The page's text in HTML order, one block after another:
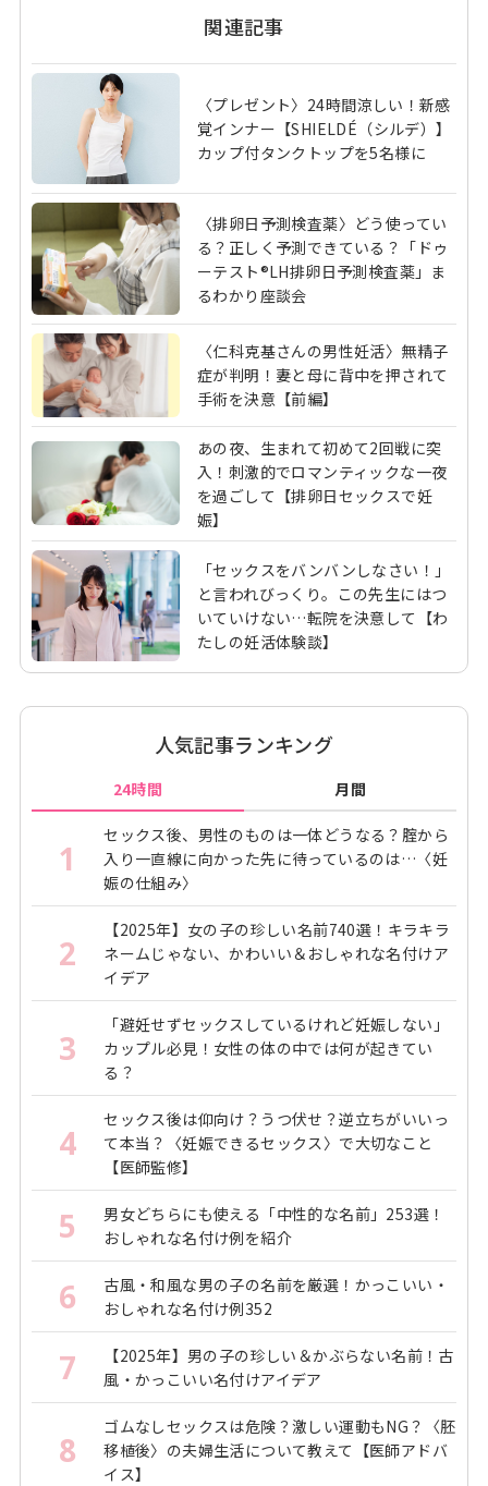
関連記事
〈プレゼント〉24時間涼しい！新感
覚インナー【SHIELDÉ（シルデ）】
カップ付タンクトップを5名様に
〈排卵日予測検査薬〉どう使ってい
る？正しく予測できている？「ドゥ
ーテスト®LH排卵日予測検査薬」ま
るわかり座談会
〈仁科克基さんの男性妊活〉無精子
症が判明！妻と母に背中を押されて
手術を決意【前編】
あの夜、生まれて初めて2回戦に突
入！刺激的でロマンティックな一夜
を過ごして【排卵日セックスで妊
娠】
「セックスをバンバンしなさい！」
と言われびっくり。この先生にはつ
いていけない…転院を決意して【わ
たしの妊活体験談】
人気記事ランキング
24時間 月間
1
セックス後、男性のものは一体どうなる？腟から
入り一直線に向かった先に待っているのは…〈妊
娠の仕組み〉
2
【2025年】女の子の珍しい名前740選！キラキラ
ネームじゃない、かわいい＆おしゃれな名付けア
イデア
3
「避妊せずセックスしているけれど妊娠しない」
カップル必見！女性の体の中では何が起きてい
る？
4
セックス後は仰向け？うつ伏せ？逆立ちがいいっ
て本当？〈妊娠できるセックス〉で大切なこと
【医師監修】
5
男女どちらにも使える「中性的な名前」253選！
おしゃれな名付け例を紹介
6
古風・和風な男の子の名前を厳選！かっこいい・
おしゃれな名付け例352
7
【2025年】男の子の珍しい＆かぶらない名前！古
風・かっこいい名付けアイデア
8
ゴムなしセックスは危険？激しい運動もNG？〈胚
移植後〉の夫婦生活について教えて【医師アドバ
イス】